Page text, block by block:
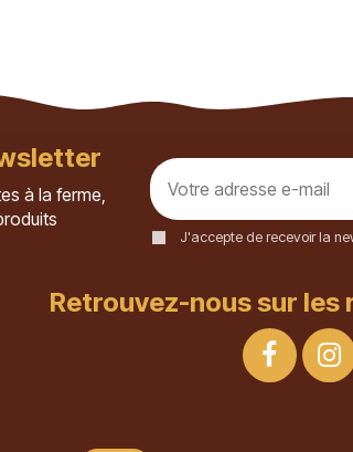
à la ferme,
J'accepte de recevoir la
Retrouvez-nous sur les